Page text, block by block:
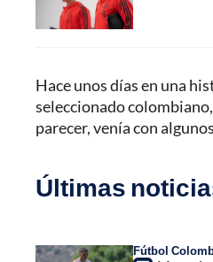
Hace unos días en una
seleccionado
parecer, venía con
Últimas
Fútbol